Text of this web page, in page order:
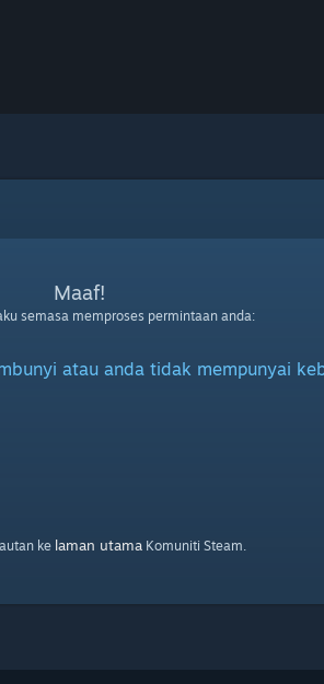
Maaf!
semasa memproses permintaan anda:
atau anda tidak mempunyai
ke laman utamaKomuniti Steam.